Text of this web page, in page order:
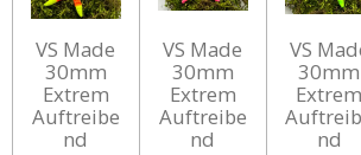
VS Made
30mm
Extrem
Auftreibe
nd
VS Made
30mm
Extrem
Auftreibe
nd
VS
30mm
Extrem
nd